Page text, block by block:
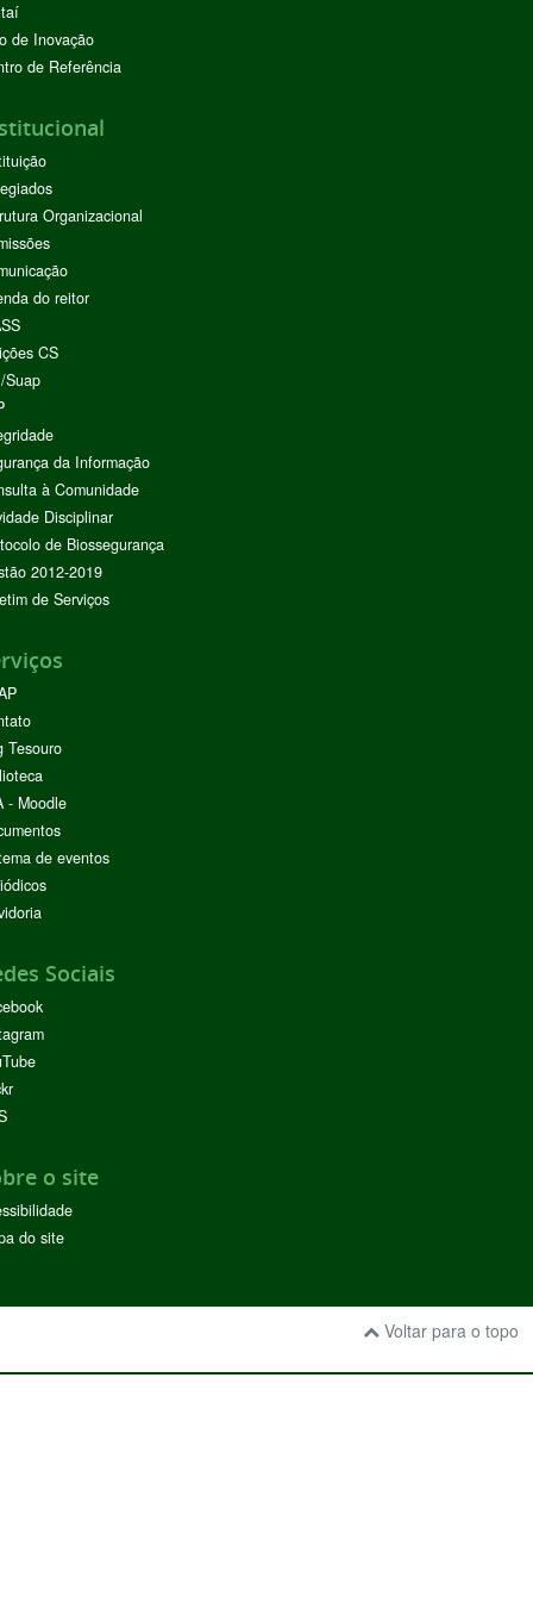
de Inovação
de Referência
Organizacional
do reitor
CS
Suap
da Informação
à Comunidade
Disciplinar
de Biossegurança
2012-2019
de Serviços
Tesouro
- Moodle
de eventos
Sociais
o site
do site
Voltar para o topo